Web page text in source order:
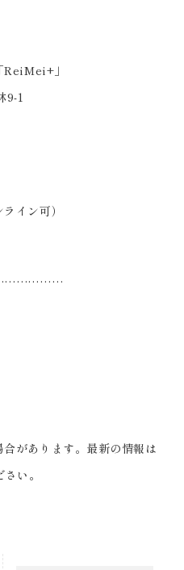
ReiMei+」
9-1
イン可）
があります。最新の情報は
い。